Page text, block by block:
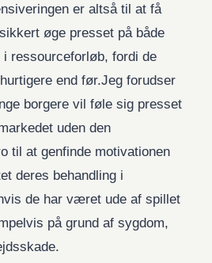
er altså til at få
øge presset på både
ressourceforløb, fordi de
end før.Jeg forudser
borgere vil føle sig presset
uden den
til at genfinde motivationen
deres behandling i
de har været ude af spillet
på grund af sygdom,